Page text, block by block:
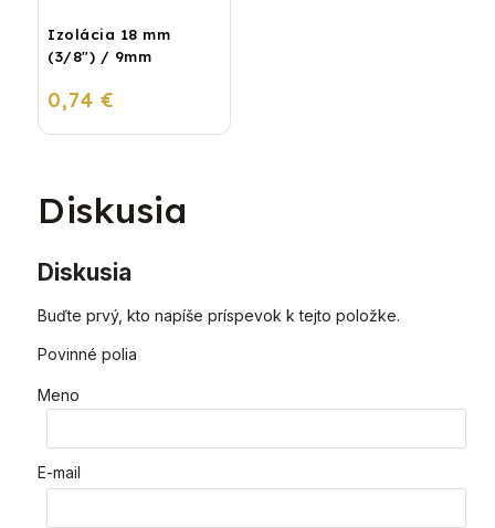
Izolácia 18 mm
(3/8") / 9mm
0,74 €
Diskusia
Diskusia
Buďte prvý, kto napíše príspevok k tejto položke.
Povinné polia
Meno
E-mail